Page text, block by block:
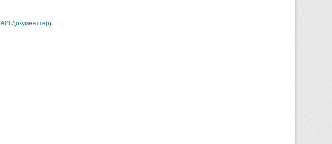
API Документтер).